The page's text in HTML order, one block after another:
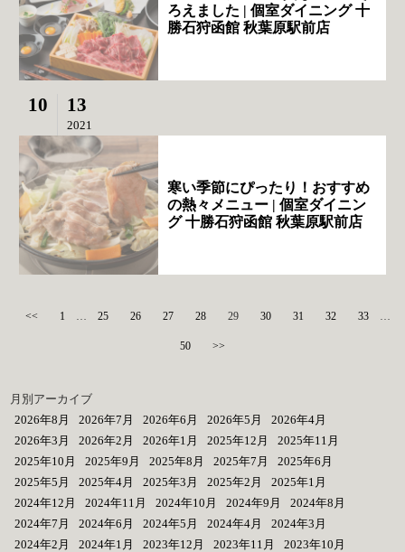
ろえました | 個室ダイニング 十
勝石狩函館 秋葉原駅前店
10 13
2021
寒い季節にぴったり！おすすめ
の熱々メニュー | 個室ダイニン
グ 十勝石狩函館 秋葉原駅前店
<< 1 … 25 26 27 28 29 30 31 32 33 …
50 >>
月別アーカイブ
2026年8月
2026年7月 2026年6月 2026年5月
2026年4月
2026年3月
2026年2月 2026年1月 2025年12月
2025年11月
2025年10月
2025年9月 2025年8月 2025年7月
2025年6月
2025年5月
2025年4月 2025年3月 2025年2月
2025年1月
2024年12月
2024年11月 2024年10月 2024年9月
2024年8月
2024年7月
2024年6月 2024年5月 2024年4月
2024年3月
2024年2月
2024年1月 2023年12月 2023年11月
2023年10月